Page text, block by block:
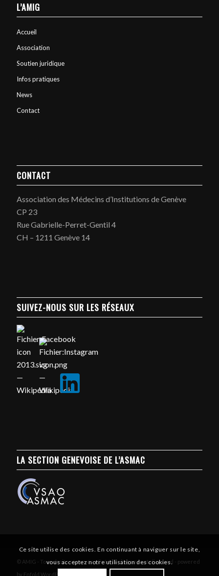
L’AMIG
Accueil
Association
Soutien juridique
Infos pratiques
News
Contact
CONTACT
Association des Médecins d’Institutions de Genève
CP 23
Rue Gabrielle-Perret-Gentil 4
CH – 1211 Genève 14
SUIVEZ-NOUS SUR LES RÉSEAUX
LA SECTION GENEVOISE DE L’ASMAC
© AMIG - Tous droits réservés - Créé par l'agence atelierssud - powered
by Enfold WordPress Theme
Ce site utilise des cookies. En continuant à naviguer sur le site,
vous acceptez notre utilisation des cookies.